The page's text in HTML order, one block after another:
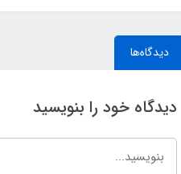
دیدگاه‌ها
دیدگاه خود را بنویسید